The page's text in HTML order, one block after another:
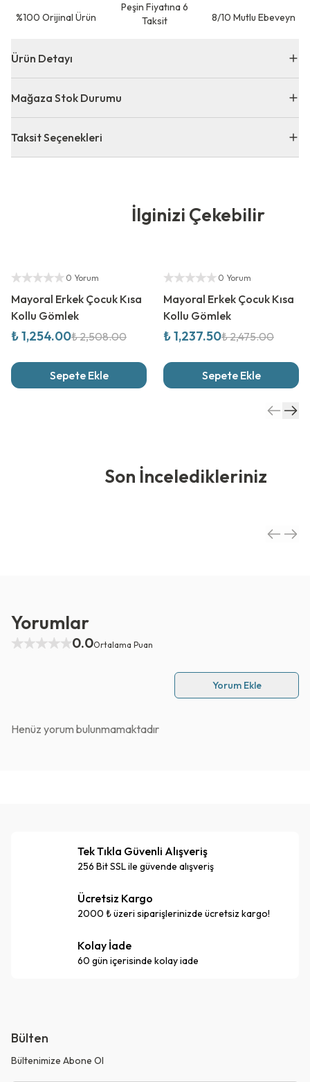
⁠%100 Orijinal Ürün
Peşin Fiyatına 6
Taksit
8/10 Mutlu Ebeveyn
Ürün Detayı
Mağaza Stok Durumu
Taksit Seçenekleri
İlginizi Çekebilir
Yetkili Satıcı
0 Yorum
Mayoral Erkek Çocuk Kısa
Kollu Gömlek
₺ 1,254.00₺ 2,508.00
Sepete Ekle
Yetkili Satıcı
0 Yorum
Mayoral Erkek Çocuk Kısa
Kollu Gömlek
₺ 1,237.50₺ 2,475.00
Sepete Ekle
Son İnceledikleriniz
Yorumlar
0.0Ortalama Puan
Yorum Ekle
Henüz yorum bulunmamaktadır
Tek Tıkla Güvenli Alışveriş
256 Bit SSL ile güvende alışveriş
Ücretsiz Kargo
2000 ₺ üzeri siparişlerinizde ücretsiz kargo!
Kolay İade
60 gün içerisinde kolay iade
Bülten
Bültenimize Abone Ol